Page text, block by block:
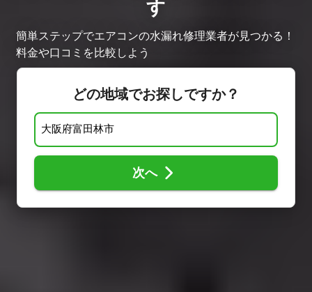
す
簡単ステップでエアコンの水漏れ修理業者が見つかる！
料金や口コミを比較しよう
どの地域でお探しですか？
次へ